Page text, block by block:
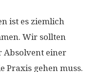
ist es ziemlich
Wir sollten
Absolvent einer
Praxis gehen muss.